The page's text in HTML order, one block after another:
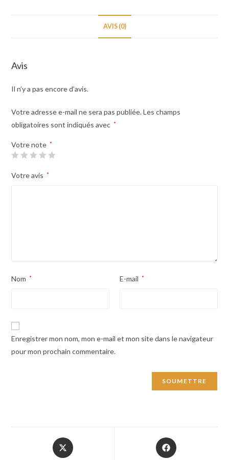
AVIS (0)
Avis
Il n’y a pas encore d’avis.
Votre adresse e-mail ne sera pas publiée. Les champs
obligatoires sont indiqués avec *
Votre note *
Votre avis *
Nom * E-mail *
Enregistrer mon nom, mon e-mail et mon site dans le navigateur
pour mon prochain commentaire.
Opens
in
Opens
in